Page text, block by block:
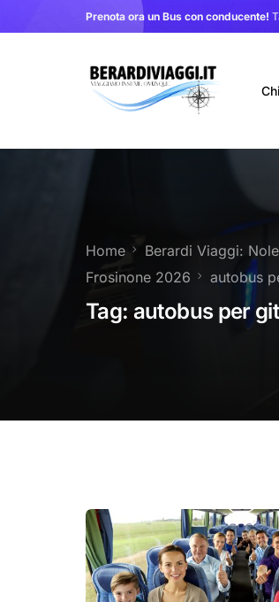
Prenota ora un Bus con conducente!
Home
Berardi Viaggi:
Frosinone 2026
autobus
Tag: autobus per